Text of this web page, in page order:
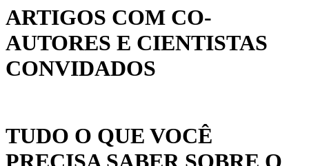
ARTIGOS COM CO-
AUTORES E CIENTISTAS
CONVIDADOS
TUDO O QUE VOCÊ